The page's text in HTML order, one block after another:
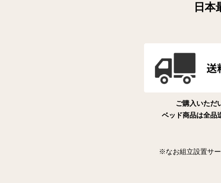
日
ご購入いただ
ベッド商品は全品
※なお組立設置サ